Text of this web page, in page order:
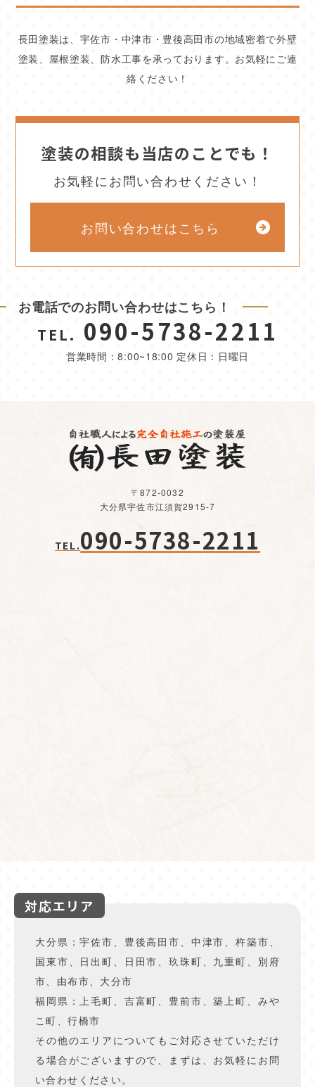
長田塗装は、宇佐市・中津市・豊後高田市の地域密着で外壁
塗装、屋根塗装、防水工事を承っております。お気軽にご連
絡ください！
塗装の相談も当店のことでも！
お気軽にお問い合わせください！
お問い合わせはこちら
お電話でのお問い合わせはこちら！
TEL. 090-5738-2211
営業時間：8:00~18:00 定休日：日曜日
〒872-0032
大分県宇佐市江須賀2915-7
TEL.090-5738-2211
対応エリア
大分県：宇佐市、豊後高田市、中津市、杵築市、
国東市、日出町、日田市、玖珠町、九重町、別府
市、由布市、大分市
福岡県：上毛町、吉富町、豊前市、築上町、みや
こ町、行橋市
その他のエリアについてもご対応させていただけ
る場合がございますので、まずは、お気軽にお問
い合わせください。